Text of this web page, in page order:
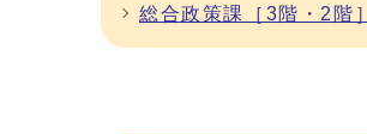
総合政策課［3階・2階］